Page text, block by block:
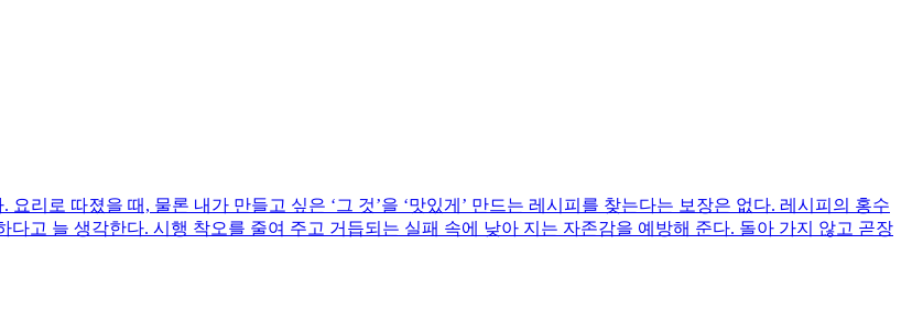
리로 따졌을 때, 물론 내가 만들고 싶은 ‘그 것’을 ‘맛있게’ 만드는 레시피를 찾는다는 보장은 없다. 레시피의 홍수
다고 늘 생각한다. 시행 착오를 줄여 주고 거듭되는 실패 속에 낮아 지는 자존감을 예방해 준다. 돌아 가지 않고 곧장